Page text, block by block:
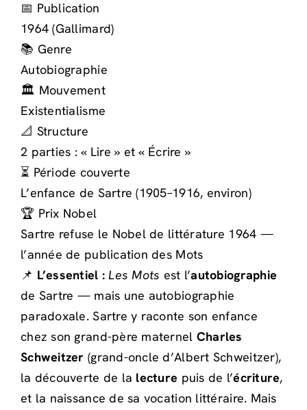
📅 Publication
1964 (Gallimard)
📚 Genre
Autobiographie
🏛️ Mouvement
Existentialisme
📐 Structure
2 parties : « Lire » et « Écrire »
⏳ Période couverte
L’enfance de Sartre (1905–1916, environ)
🏆 Prix Nobel
Sartre refuse le Nobel de littérature 1964 —
l’année de publication des Mots
📌 L’essentiel : Les Mots est l’autobiographie
de Sartre — mais une autobiographie
paradoxale. Sartre y raconte son enfance
chez son grand-père maternel Charles
Schweitzer (grand-oncle d’Albert Schweitzer),
la découverte de la lecture puis de l’écriture,
et la naissance de sa vocation littéraire. Mais